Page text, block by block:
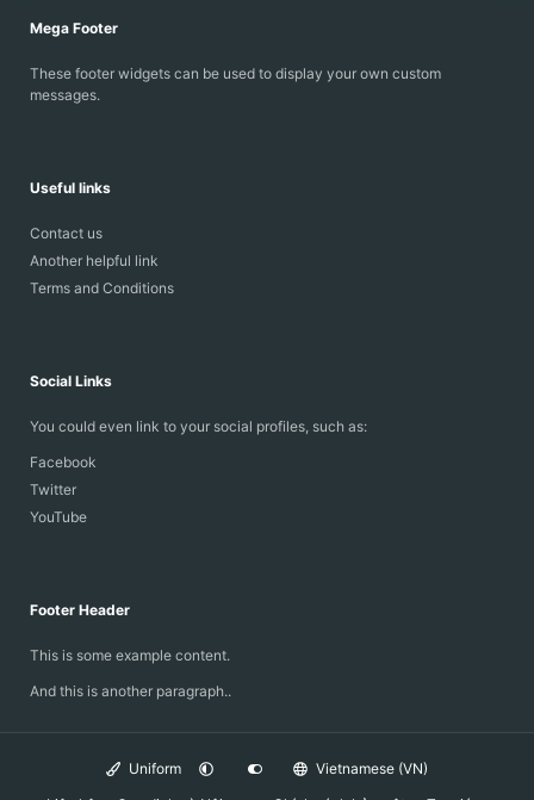
Mega Footer
These footer widgets can be used to display your own custom
messages.
Useful links
Contact us
Another helpful link
Terms and Conditions
Social Links
You could even link to your social profiles, such as:
Facebook
Twitter
YouTube
Footer Header
This is some example content.
And this is another paragraph..
Uniform
Vietnamese (VN)